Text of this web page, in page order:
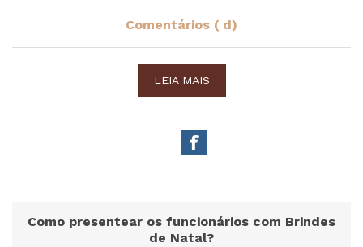
Comentários ( d)
LEIA MAIS
Como presentear os funcionários com Brindes
de Natal?